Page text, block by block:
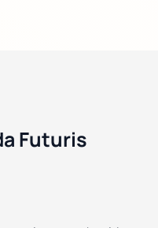
Futuris